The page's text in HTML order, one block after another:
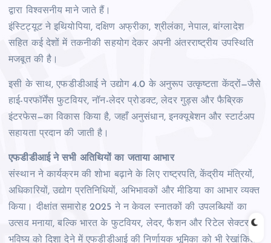
द्वारा विश्वसनीय माने जाते हैं।
इंस्टिट्यूट ने इथियोपिया, दक्षिण अफ्रीका, श्रीलंका, नेपाल, बांग्लादेश
सहित कई देशों में तकनीकी सहयोग देकर अपनी अंतरराष्ट्रीय उपस्थिति
मजबूत की है।
इसी के साथ, एफडीडीआई ने उद्योग 4.0 के अनुरूप उत्कृष्टता केंद्रों—जैसे
हाई-परफॉर्मेंस फुटवियर, नॉन-लेदर प्रोडक्ट, लेदर गुड्स और फैब्रिक
इंटरफेस—का विकास किया है, जहाँ अनुसंधान, इनक्यूबेशन और स्टार्टअप
सहायता प्रदान की जाती है।
एफडीडीआई ने सभी अतिथियों का जताया आभार
संस्थान ने कार्यक्रम की शोभा बढ़ाने के लिए राष्ट्रपति, केंद्रीय मंत्रियों,
अधिकारियों, उद्योग प्रतिनिधियों, अभिभावकों और मीडिया का आभार व्यक्त
किया। दीक्षांत समारोह 2025 ने न केवल स्नातकों की उपलब्धियों का
उत्सव मनाया, बल्कि भारत के फुटवियर, लेदर, फैशन और रिटेल सेक्टर के
भविष्य को दिशा देने में एफडीडीआई की निर्णायक भूमिका को भी रेखांकित